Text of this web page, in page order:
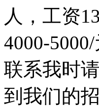
人，工资
4000-5000/
联系我时
到我们的